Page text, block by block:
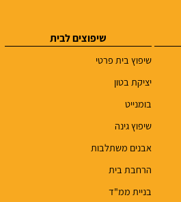
שיפוצים לבית
שיפוץ בית פרטי
יציקת בטון
בומנייט
שיפוץ גינה
אבנים משתלבות
הרחבת בית
בניית ממ"ד